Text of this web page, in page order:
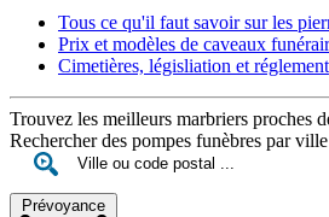
Tous ce qu'il faut savoir sur les
Prix et modèles de caveaux
Cimetières, législiation et réglement
Trouvez les meilleurs marbriers proches
Rechercher des pompes funèbres par
Prévoyance